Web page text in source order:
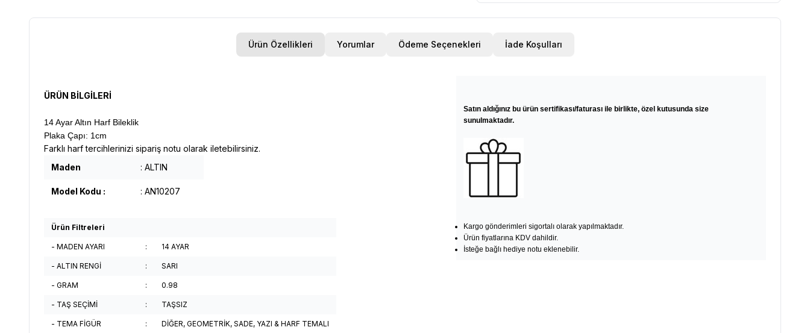
Ürün Özellikleri Yorumlar Ödeme Seçenekleri İade Koşulları
Satın aldığınız bu ürün sertifikası/faturası ile birlikte, özel kutusunda size
sunulmaktadır.
Kargo gönderimleri sigortalı olarak yapılmaktadır.
Ürün fiyatlarına KDV dahildir.
İsteğe bağlı hediye notu eklenebilir.
ÜRÜN BİLGİLERİ
14 Ayar Altın Harf Bileklik
Plaka Çapı: 1cm
Farklı harf tercihlerinizi sipariş notu olarak iletebilirsiniz.
Maden
: ALTIN
Model Kodu : : AN10207
Ürün Filtreleri
- MADEN AYARI : 14 AYAR
- ALTIN RENGİ : SARI
- GRAM : 0.98
- TAŞ SEÇİMİ : TAŞSIZ
- TEMA FİGÜR : DİĞER, GEOMETRİK, SADE, YAZI & HARF TEMALI